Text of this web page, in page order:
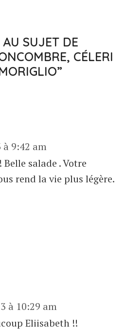
SUJET DE
CÉLERI
à 9:42 am
salade . Votre
rend la vie plus légère.
à 10:29 am
Eliisabeth !!